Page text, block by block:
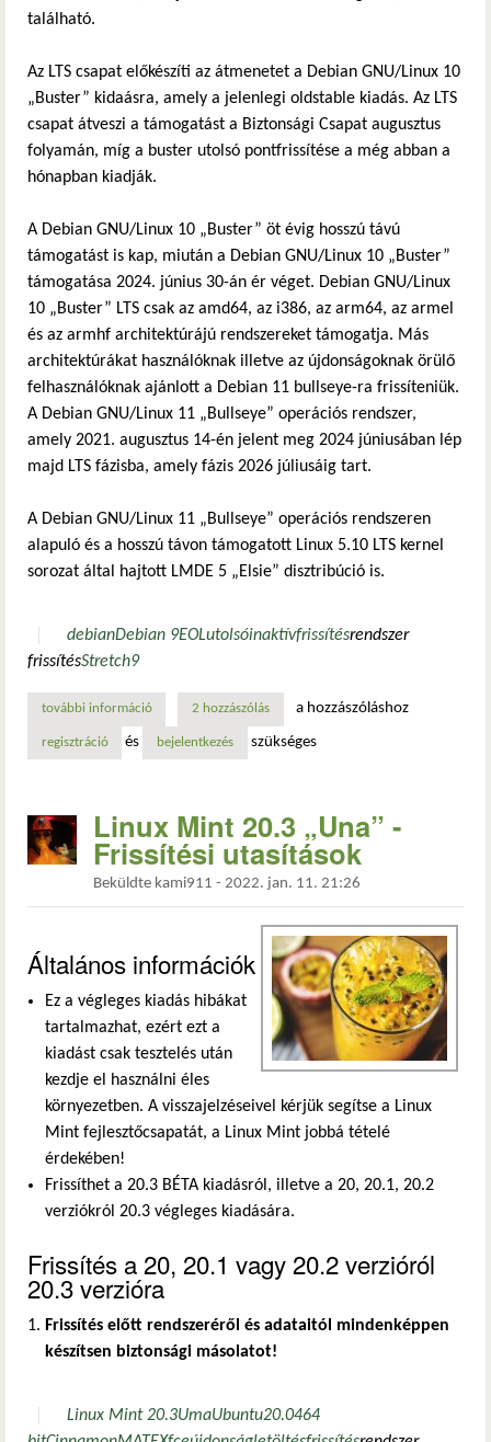
található.
Az LTS csapat előkészíti az átmenetet a Debian GNU/Linux 10
„Buster” kidaásra, amely a jelenlegi oldstable kiadás. Az LTS
csapat átveszi a támogatást a Biztonsági Csapat augusztus
folyamán, míg a buster utolsó pontfrissítése a még abban a
hónapban kiadják.
A Debian GNU/Linux 10 „Buster” öt évig hosszú távú
támogatást is kap, miután a Debian GNU/Linux 10 „Buster”
támogatása 2024. június 30-án ér véget. Debian GNU/Linux
10 „Buster” LTS csak az amd64, az i386, az arm64, az armel
és az armhf architektúrájú rendszereket támogatja. Más
architektúrákat használóknak illetve az újdonságoknak örülő
felhasználóknak ajánlott a Debian 11 bullseye-ra frissíteniük.
A Debian GNU/Linux 11 „Bullseye” operációs rendszer,
amely 2021. augusztus 14-én jelent meg 2024 júniusában lép
majd LTS fázisba, amely fázis 2026 júliusáig tart.
A Debian GNU/Linux 11 „Bullseye” operációs rendszeren
alapuló és a hosszú távon támogatott Linux 5.10 LTS kernel
sorozat által hajtott LMDE 5 „Elsie” disztribúció is.
debianDebian 9EOLutolsóinaktívfrissítésrendszer
frissítésStretch9
további információa debian gnu/linux 9 „stretch” nyugdíjba vonult
2 hozzászólás a hozzászóláshoz
regisztráció és bejelentkezés szükséges
Linux Mint 20.3 „Una” -
Frissítési utasítások
Beküldte kami911 - 2022. jan. 11. 21:26
Általános információk
Ez a végleges kiadás hibákat
tartalmazhat, ezért ezt a
kiadást csak tesztelés után
kezdje el használni éles
környezetben. A visszajelzéseivel kérjük segítse a Linux
Mint fejlesztőcsapatát, a Linux Mint jobbá tételé
érdekében!
Frissíthet a 20.3 BÉTA kiadásról, illetve a 20, 20.1, 20.2
verziókról 20.3 végleges kiadására.
Frissítés a 20, 20.1 vagy 20.2 verzióról
20.3 verzióra
Frissítés előtt rendszeréről és adataitól mindenképpen
készítsen biztonsági másolatot!
Linux Mint 20.3UmaUbuntu20.0464